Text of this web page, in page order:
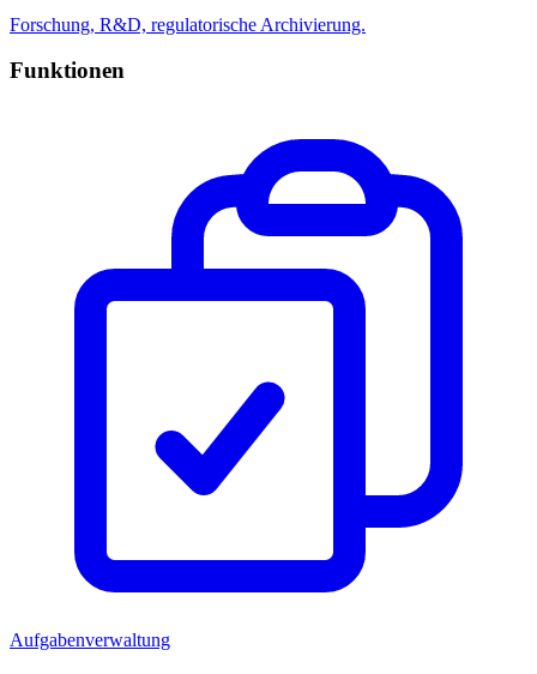
Forschung, R&D, regulatorische Archivierung.
Funktionen
Aufgabenverwaltung